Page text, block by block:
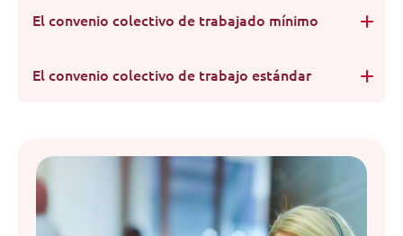
El convenio colectivo de trabajado mínimo
El convenio colectivo de trabajo estándar